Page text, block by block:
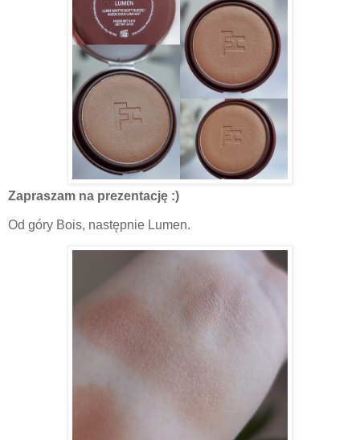
Zapraszam na prezentację :)
Od góry Bois, następnie Lumen.